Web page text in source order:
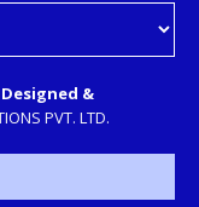
Designed &
PVT. LTD.